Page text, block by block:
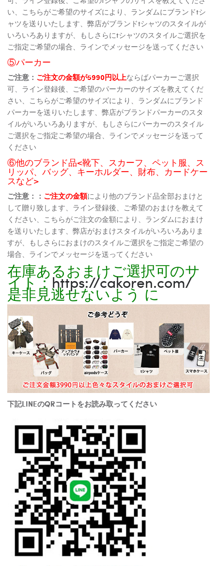
い、こちらがご希望のサイズにより、ランダムにブランドtシ
ャツを送りいたします、弊店がブランドtシャツのスタイルが
いろいろありますが、もしさらにtシャツのスタイルご選択を
ご指定ご希望の場合、ラインでメッセージを送ってください
⑤パーカー
ご注意： ご注文の金額が5990円以上ならばパーカーご選択
可、ライン登録後、ご希望のパーカーのサイズを教えてくだ
さい、こちらがご希望のサイズにより、ランダムにブランド
パーカーを送りいたします、弊店がブランドパーカーのスタ
イルがいろいろありますが、もしさらにパーカーのスタイル
ご選択をご指定ご希望の場合、ラインでメッセージを送って
ください
⑥他のブランド品<靴下、スカーフ、ペット服、ス
リッパ、バッグ、キーホルダー、財布、カードケー
スなど>
ご注意：： ご注文の金額により他のブランド品全部おまけと
して贈り致します、ライン登録後、ご希望のおまけを教えて
ください、こちらがご注文の金額により、ランダムにおまけ
を送りいたします、弊店がおまけスタイルがいろいろありま
すが、もしさらにおまけのスタイルご選択をご指定ご希望の
場合、ラインでメッセージを送ってください
在庫あるおまけご選択可のサ
イト：https://cakoren.com/
是非見逃せないよう に
下記LINEのQRコートをお読み取ってください